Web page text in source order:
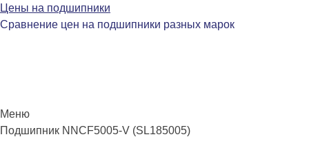
Цены на подшипники
Сравнение цен на подшипники разных марок
Меню
Перейти
Подшипник NNCF5005-V (SL185005)